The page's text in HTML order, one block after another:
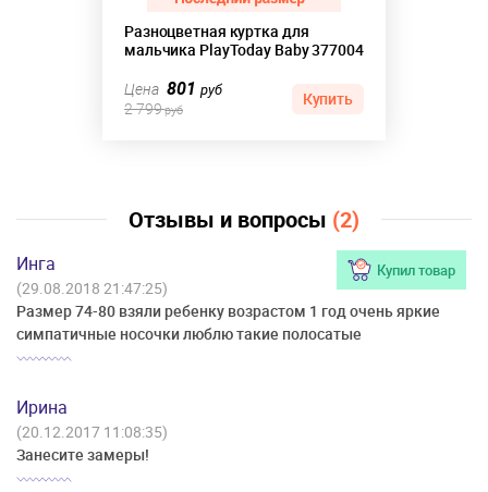
Разноцветная куртка для
мальчика PlayToday Baby 377004
Цена 801руб
2 799руб
Купить
Отзывы и вопросы (2)
Инга Купил товар
(29.08.2018 21:47:25)
Размер 74-80 взяли ребенку возрастом 1 год очень яркие
симпатичные носочки люблю такие полосатые
Ирина
(20.12.2017 11:08:35)
Занесите замеры!